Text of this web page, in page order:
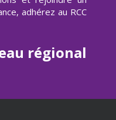
adhérez au RCC
régional